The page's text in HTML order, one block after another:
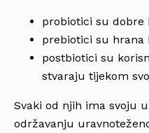
probiotici su dobre
prebiotici su hrana
postbiotici su
stvaraju tijekom
Svaki od njih ima svoju
održavanju